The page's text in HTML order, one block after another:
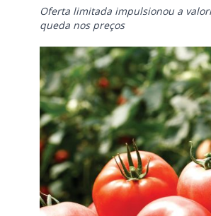
Oferta limitada impulsionou a
queda nos preços